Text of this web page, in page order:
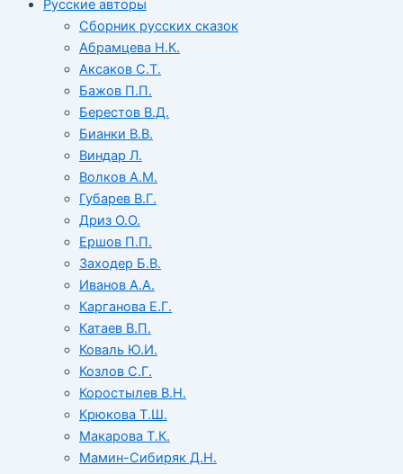
Русские авторы
Сборник русских сказок
Абрамцева Н.К.
Аксаков С.Т.
Бажов П.П.
Берестов В.Д.
Бианки В.В.
Виндар Л.
Волков А.М.
Губарев В.Г.
Дриз О.О.
Ершов П.П.
Заходер Б.В.
Иванов А.А.
Карганова Е.Г.
Катаев В.П.
Коваль Ю.И.
Козлов С.Г.
Коростылев В.Н.
Крюкова Т.Ш.
Макарова Т.К.
Мамин-Сибиряк Д.Н.